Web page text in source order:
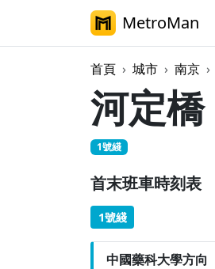
MetroMan
首頁 城市 南京
河定橋
1號綫
首末班車時刻表
1號綫
中國藥科大學方向